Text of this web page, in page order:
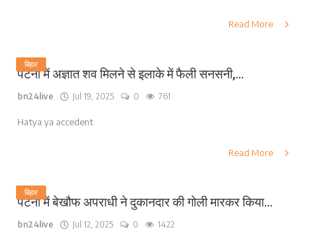
Read More
बिहार
पटना में अज्ञात शव मिलने से इलाके में फैली सनसनी,...
bn24live Jul 19, 2025 0 761
Hatya ya accedent
Read More
बिहार
पटना में बेखौफ अपराधी ने दुकानदार की गोली मारकर किया...
bn24live Jul 12, 2025 0 1422